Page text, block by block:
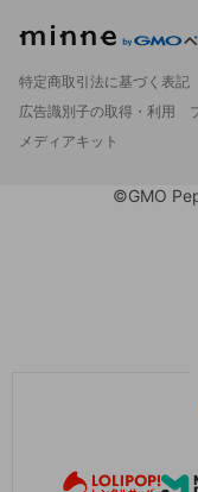
特定商取引法に基づく表記
広告識別子の取得・利用
メディアキット
©GMO